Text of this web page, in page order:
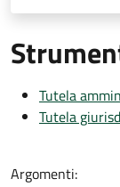
Tutela
Tutela
Argomenti: